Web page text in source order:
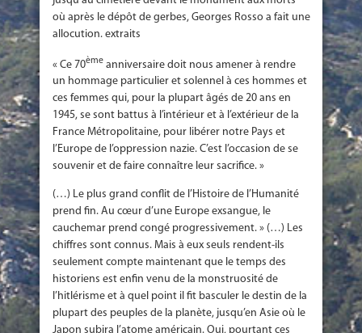
où après le dépôt de gerbes, Georges Rosso a fait une
allocution. extraits
« Ce 70èmeanniversaire doit nous amener à rendre
un hommage particulier et solennel à ces hommes et
ces femmes qui, pour la plupart âgés de 20 ans en
1945, se sont battus à l’intérieur et à l’extérieur de la
France Métropolitaine, pour libérer notre Pays et
l’Europe de l’oppression nazie. C’est l’occasion de se
souvenir et de faire connaître leur sacrifice. »
(…) Le plus grand conflit de l’Histoire de l’Humanité
prend fin. Au cœur d’une Europe exsangue, le
cauchemar prend congé progressivement. » (…) Les
chiffres sont connus. Mais à eux seuls rendent-ils
seulement compte maintenant que le temps des
historiens est enfin venu de la monstruosité de
l’hitlérisme et à quel point il fit basculer le destin de la
plupart des peuples de la planète, jusqu’en Asie où le
Japon subira l’atome américain. Oui, pourtant ces